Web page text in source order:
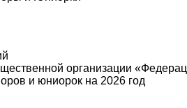
организации
и юниорок на 2026 год